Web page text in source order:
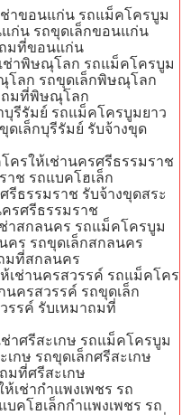
าขอนแก่น รถแม็คโครบูม
ก่น รถขุดเล็กขอนแก่น
มที่ขอนแก่น
าพิษณุโลก รถแม็คโครบูม
โลก รถขุดเล็กพิษณุโลก
ถมที่พิษณุโลก
รีรัมย์ รถแม็คโครบูมยาว
ดเล็กบุรีรัมย์ รับจ้างขุด
ครให้เช่านครศรีธรรมราช
ช รถแบคโฮเล็ก
ธรรมราช รับจ้างขุดสระ
รศรีธรรมราช
าสกลนคร รถแม็คโครบูม
คร รถขุดเล็กสกลนคร
มที่สกลนคร
เช่านครสวรรค์ รถแม็คโคร
ครสวรรค์ รถขุดเล็ก
รรค์ รับเหมาถมที่
าศรีสะเกษ รถแม็คโครบูม
กษ รถขุดเล็กศรีสะเกษ
มที่ศรีสะเกษ
เช่ากำแพงเพชร รถ
คโฮเล็กกำแพงเพชร รถ